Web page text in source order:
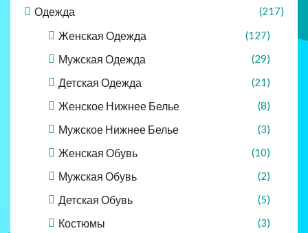
Одежда (217)
Женская Одежда (127)
Мужская Одежда (29)
Детская Одежда (21)
Женское Нижнее Белье (8)
Мужское Нижнее Белье (3)
Женская Обувь (10)
Мужская Обувь (2)
Детская Обувь (5)
Костюмы (3)